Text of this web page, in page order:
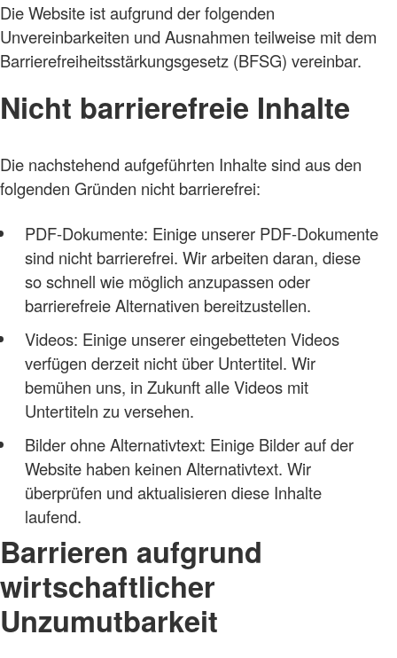
Die Website ist aufgrund der folgenden
Unvereinbarkeiten und Ausnahmen teilweise mit dem
Barrierefreiheitsstärkungsgesetz (BFSG) vereinbar.
Nicht barrierefreie Inhalte
Die nachstehend aufgeführten Inhalte sind aus den
folgenden Gründen nicht barrierefrei:
PDF-Dokumente: Einige unserer PDF-Dokumente
sind nicht barrierefrei. Wir arbeiten daran, diese
so schnell wie möglich anzupassen oder
barrierefreie Alternativen bereitzustellen.
Videos: Einige unserer eingebetteten Videos
verfügen derzeit nicht über Untertitel. Wir
bemühen uns, in Zukunft alle Videos mit
Untertiteln zu versehen.
Bilder ohne Alternativtext: Einige Bilder auf der
Website haben keinen Alternativtext. Wir
überprüfen und aktualisieren diese Inhalte
laufend.
Barrieren aufgrund
wirtschaftlicher
Unzumutbarkeit